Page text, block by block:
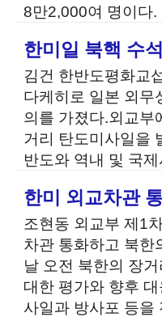
8만2,000여 명이다.
한미일 북핵 수
김건 한반도평화교
다케히로 일본 외무
의를 가졌다.외교부
거리 탄도미사일을
반도와 역내 및 국
한미 외교차관
조현동 외교부 제1
차관 통화하고 북한
날 오전 북한의 장
대한 평가와 향후
사일과 방사포 등을